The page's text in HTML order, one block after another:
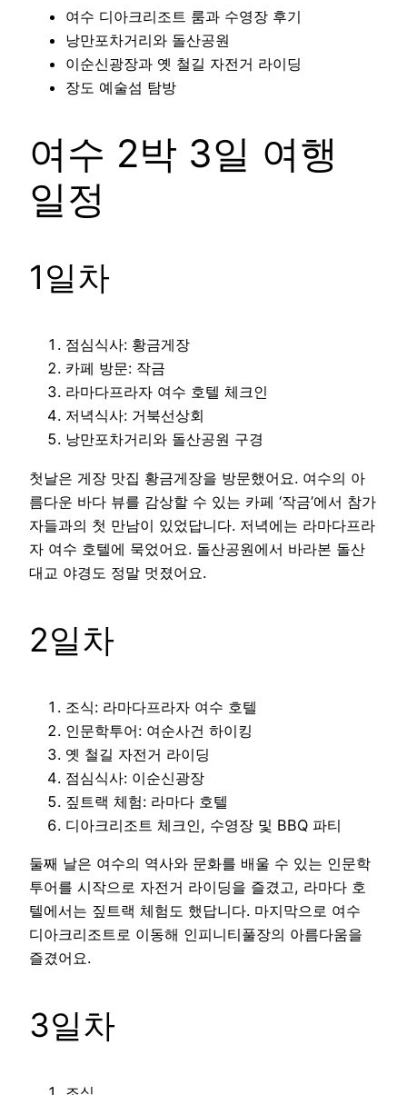
여수 디아크리조트 룸과 수영장 후기
낭만포차거리와 돌산공원
이순신광장과 옛 철길 자전거 라이딩
장도 예술섬 탐방
여수 2박 3일 여행
일정
1일차
점심식사: 황금게장
카페 방문: 작금
라마다프라자 여수 호텔 체크인
저녁식사: 거북선상회
낭만포차거리와 돌산공원 구경
첫날은 게장 맛집 황금게장을 방문했어요. 여수의 아
름다운 바다 뷰를 감상할 수 있는 카페 ‘작금’에서 참가
자들과의 첫 만남이 있었답니다. 저녁에는 라마다프라
자 여수 호텔에 묵었어요. 돌산공원에서 바라본 돌산
대교 야경도 정말 멋졌어요.
2일차
조식: 라마다프라자 여수 호텔
인문학투어: 여순사건 하이킹
옛 철길 자전거 라이딩
점심식사: 이순신광장
짚트랙 체험: 라마다 호텔
디아크리조트 체크인, 수영장 및 BBQ 파티
둘째 날은 여수의 역사와 문화를 배울 수 있는 인문학
투어를 시작으로 자전거 라이딩을 즐겼고, 라마다 호
텔에서는 짚트랙 체험도 했답니다. 마지막으로 여수
디아크리조트로 이동해 인피니티풀장의 아름다움을
즐겼어요.
3일차